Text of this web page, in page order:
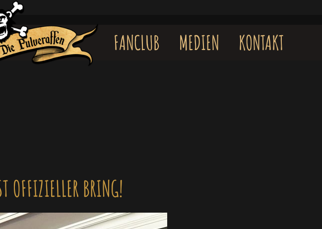
FANCLUB MEDIEN KONTAKT
OFFIZIELLER BRING!